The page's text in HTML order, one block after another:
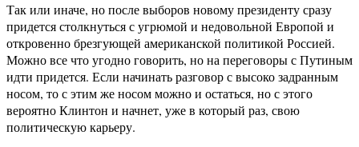
Так или иначе, но после выборов новому президенту сразу
придется столкнуться с угрюмой и недовольной Европой и
откровенно брезгующей американской политикой Россией.
Можно все что угодно говорить, но на переговоры с Путиным
идти придется. Если начинать разговор с высоко задранным
носом, то с этим же носом можно и остаться, но с этого
вероятно Клинтон и начнет, уже в который раз, свою
политическую карьеру.